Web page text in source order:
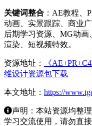
关键词整合 ：AE教程、
动画、实景跟踪、商业
后期学习资源、MG动
渲染、短视频特效。
资源地址：
《
维设计资源包下载
本文地址： https://
声明：本站资源均整
学习交流使用，请勿直